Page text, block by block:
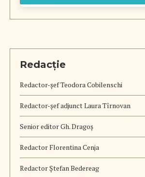
Redacție
Redactor-șefTeodora Cobilenschi
Redactor-șef adjunct Laura Tîrnovan
Senior editor Gh. Dragoș
Redactor Florentina Cenja
Redactor Ștefan Bedereag